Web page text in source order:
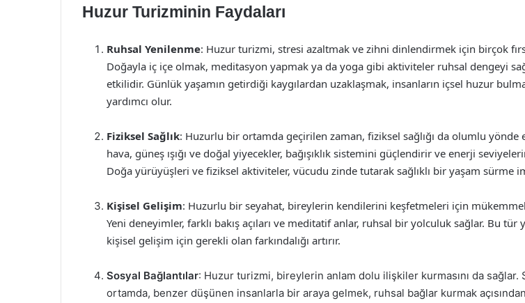
Huzur Turizminin Faydaları
Ruhsal Yenilenme: Huzur turizmi, stresi azaltmak ve zihni dinlendirmek için birçok
Doğayla iç içe olmak, meditasyon yapmak ya da yoga gibi aktiviteler ruhsal dengeyi
etkilidir. Günlük yaşamın getirdiği kaygılardan uzaklaşmak, insanların içsel huzur
yardımcı olur.
Fiziksel Sağlık: Huzurlu bir ortamda geçirilen zaman, fiziksel sağlığı da olumlu yönde
hava, güneş ışığı ve doğal yiyecekler, bağışıklık sistemini güçlendirir ve enerji
Doğa yürüyüşleri ve fiziksel aktiviteler, vücudu zinde tutarak sağlıklı bir yaşam sürme
Kişisel Gelişim: Huzurlu bir seyahat, bireylerin kendilerini keşfetmeleri için mükemmel
Yeni deneyimler, farklı bakış açıları ve meditatif anlar, ruhsal bir yolculuk sağlar. Bu tür
kişisel gelişim için gerekli olan farkındalığı artırır.
Sosyal Bağlantılar: Huzur turizmi, bireylerin anlam dolu ilişkiler kurmasını da sağlar.
ortamda, benzer düşünen insanlarla bir araya gelmek, ruhsal bağlar kurmak